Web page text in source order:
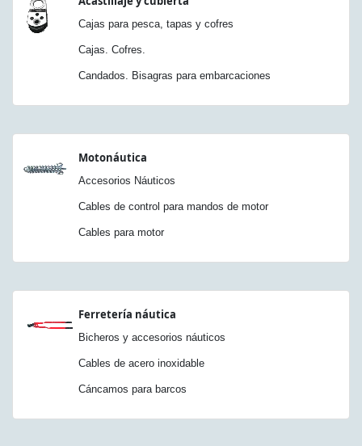
Cajas para pesca, tapas y cofres
Cajas. Cofres.
Candados. Bisagras para embarcaciones
Motonáutica
Accesorios Náuticos
Cables de control para mandos de motor
Cables para motor
Ferretería náutica
Bicheros y accesorios náuticos
Cables de acero inoxidable
Cáncamos para barcos